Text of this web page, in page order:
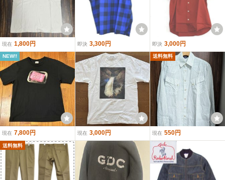
現在 1,800円 即決 3,300円 即決 3,000円
NEW!!
現在 7,800円 現在 3,000円
送料無料
現在 550円
送料無料